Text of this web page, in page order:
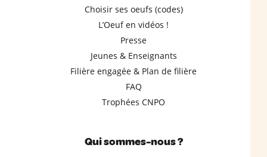
Choisir ses oeufs (codes)
L’Oeuf en vidéos !
Presse
Jeunes & Enseignants
Filière engagée & Plan de filière
FAQ
Trophées CNPO
Qui sommes-nous ?